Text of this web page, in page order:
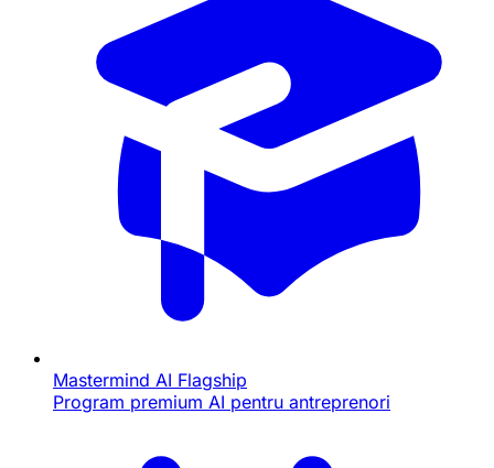
Mastermind AI Flagship
Program premium AI pentru antreprenori